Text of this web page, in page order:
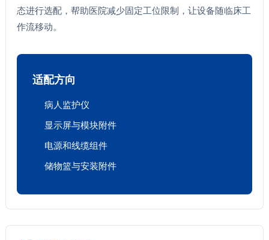
态进行选配，帮助医院减少固定工位限制，让设备随临床工
作流移动。
适配方向
病人监护仪
显示屏与模块附件
电源和线缆组件
储物篮与安装附件